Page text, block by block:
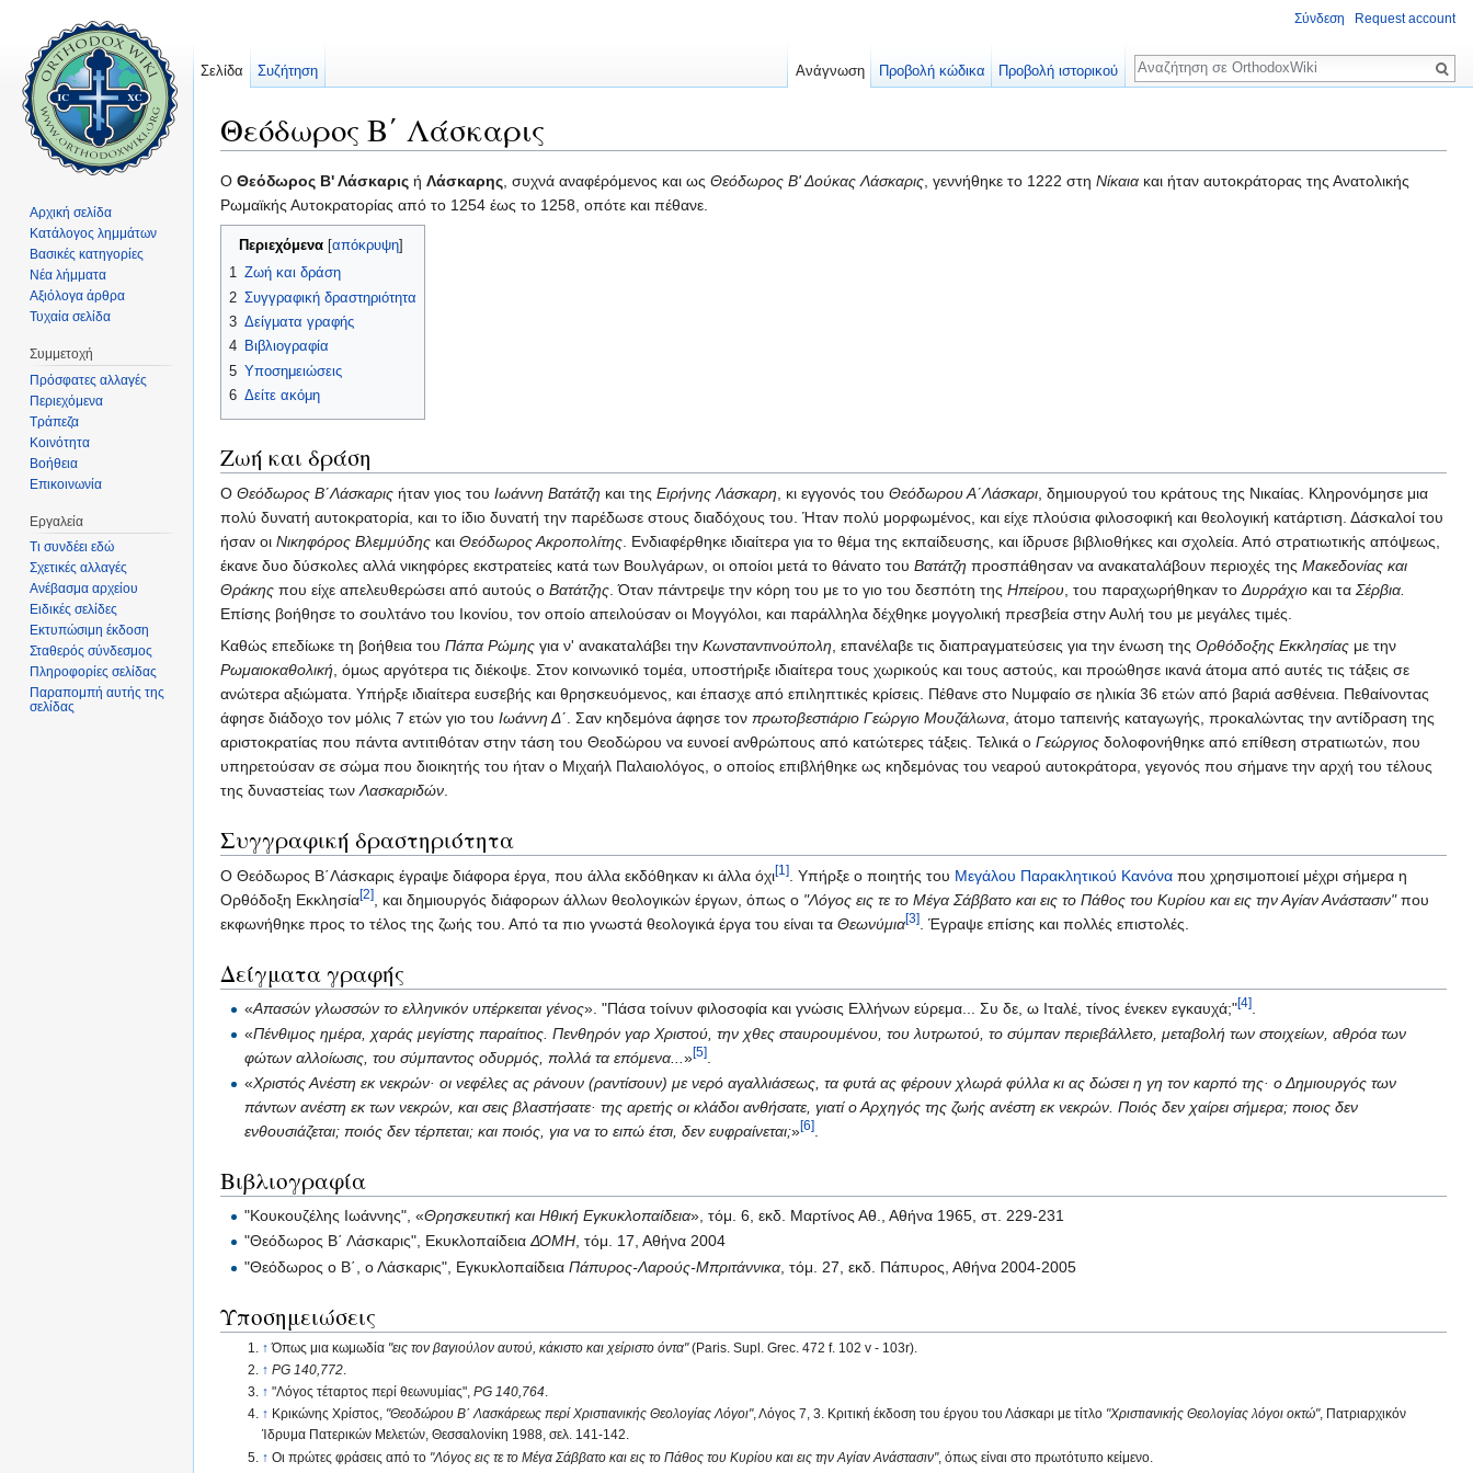
Θεόδωρος Β΄ Λάσκαρις
Ο Θεόδωρος Β' Λάσκαρις ή Λάσκαρης, συχνά αναφέρόμενος και ως Θεόδωρος Β' Δούκας Λάσκαρις, γεννήθηκε το 1222 στη Νίκαια και ήταν αυτοκράτορας της Ανατολικής
Ρωμαϊκής Αυτοκρατορίας από το 1254 έως το 1258, οπότε και πέθανε.
Περιεχόμενα[ απόκρυψη]
1 Ζωή και δράση
2 Συγγραφική δραστηριότητα
3 Δείγματα γραφής
4 Βιβλιογραφία
5 Υποσημειώσεις
6 Δείτε ακόμη
Ζωή και δράση
Ο Θεόδωρος Β΄Λάσκαρις ήταν γιος του Ιωάννη Βατάτζη και της Ειρήνης Λάσκαρη, κι εγγονός του Θεόδωρου Α΄Λάσκαρι, δημιουργού του κράτους της Νικαίας. Κληρονόμησε μια
πολύ δυνατή αυτοκρατορία, και το ίδιο δυνατή την παρέδωσε στους διαδόχους του. Ήταν πολύ μορφωμένος, και είχε πλούσια φιλοσοφική και θεολογική κατάρτιση. Δάσκαλοί του
ήσαν οι Νικηφόρος Βλεμμύδης και Θεόδωρος Ακροπολίτης. Ενδιαφέρθηκε ιδιαίτερα για το θέμα της εκπαίδευσης, και ίδρυσε βιβλιοθήκες και σχολεία. Από στρατιωτικής απόψεως,
έκανε δυο δύσκολες αλλά νικηφόρες εκστρατείες κατά των Βουλγάρων, οι οποίοι μετά το θάνατο του Βατάτζη προσπάθησαν να ανακαταλάβουν περιοχές της Μακεδονίας και
Θράκης που είχε απελευθερώσει από αυτούς ο Βατάτζης. Όταν πάντρεψε την κόρη του με το γιο του δεσπότη της Ηπείρου, του παραχωρήθηκαν τοΔυρράχιο και τα Σέρβια.
Επίσης βοήθησε το σουλτάνο του Ικονίου, τον οποίο απειλούσαν οι Μογγόλοι, και παράλληλα δέχθηκε μογγολική πρεσβεία στην Αυλή του με μεγάλες τιμές.
Καθώς επεδίωκε τη βοήθεια του Πάπα Ρώμης για ν' ανακαταλάβει την Κωνσταντινούπολη, επανέλαβε τις διαπραγματεύσεις για την ένωση της Ορθόδοξης Εκκλησίας με την
Ρωμαιοκαθολική, όμως αργότερα τις διέκοψε. Στον κοινωνικό τομέα, υποστήριξε ιδιαίτερα τους χωρικούς και τους αστούς, και προώθησε ικανά άτομα από αυτές τις τάξεις σε
ανώτερα αξιώματα. Υπήρξε ιδιαίτερα ευσεβής και θρησκευόμενος, και έπασχε από επιληπτικές κρίσεις. Πέθανε στο Νυμφαίο σε ηλικία 36 ετών από βαριά ασθένεια. Πεθαίνοντας
άφησε διάδοχο τον μόλις 7 ετών γιο του Ιωάννη Δ΄. Σαν κηδεμόνα άφησε τον πρωτοβεστιάριο Γεώργιο Μουζάλωνα, άτομο ταπεινής καταγωγής, προκαλώντας την αντίδραση της
αριστοκρατίας που πάντα αντιτιθόταν στην τάση του Θεοδώρου να ευνοεί ανθρώπους από κατώτερες τάξεις. Τελικά ο Γεώργιος δολοφονήθηκε από επίθεση στρατιωτών, που
υπηρετούσαν σε σώμα που διοικητής του ήταν ο Μιχαήλ Παλαιολόγος, ο οποίος επιβλήθηκε ως κηδεμόνας του νεαρού αυτοκράτορα, γεγονός που σήμανε την αρχή του τέλους
της δυναστείας τωνΛασκαριδών.
Συγγραφική δραστηριότητα
Ο Θεόδωρος Β΄Λάσκαρις έγραψε διάφορα έργα, που άλλα εκδόθηκαν κι άλλα όχι[1]. Υπήρξε ο ποιητής του Μεγάλου Παρακλητικού Κανόνα που χρησιμοποιεί μέχρι σήμερα η
Ορθόδοξη Εκκλησία[2], και δημιουργός διάφορων άλλων θεολογικών έργων, όπως ο "Λόγος εις τε το Μέγα Σάββατο και εις το Πάθος του Κυρίου και εις την Αγίαν Ανάστασιν"που
εκφωνήθηκε προς το τέλος της ζωής του. Από τα πιο γνωστά θεολογικά έργα του είναι τα Θεωνύμια[3]. Έγραψε επίσης και πολλές επιστολές.
Δείγματα γραφής
«Απασών γλωσσών το ελληνικόν υπέρκειται γένος». "Πάσα τοίνυν φιλοσοφία και γνώσις Ελλήνων εύρεμα... Συ δε, ω Ιταλέ, τίνος ένεκεν εγκαυχά;"[4]
«Πένθιμος ημέρα, χαράς μεγίστης παραίτιος. Πενθηρόν γαρ Χριστού, την χθες σταυρουμένου, του λυτρωτού, το σύμπαν περιεβάλλετο, μεταβολή των στοιχείων, αθρόα των
φώτων αλλοίωσις, του σύμπαντος οδυρμός, πολλά τα επόμενα...»[5]
«Χριστός Ανέστη εκ νεκρών· οι νεφέλες ας ράνουν (ραντίσουν) με νερό αγαλλιάσεως, τα φυτά ας φέρουν χλωρά φύλλα κι ας δώσει η γη τον καρπό της· ο Δημιουργός των
πάντων ανέστη εκ των νεκρών, και σεις βλαστήσατε· της αρετής οι κλάδοι ανθήσατε, γιατί ο Αρχηγός της ζωής ανέστη εκ νεκρών. Ποιός δεν χαίρει σήμερα; ποιος δεν
ενθουσιάζεται; ποιός δεν τέρπεται; και ποιός, για να το ειπώ έτσι, δεν ευφραίνεται;»[6].
Βιβλιογραφία
"Κουκουζέλης Ιωάννης", «Θρησκευτική και Ηθική Εγκυκλοπαίδεια», τόμ. 6, εκδ. Μαρτίνος Αθ., Αθήνα 1965, στ. 229-231
"Θεόδωρος Β΄ Λάσκαρις", ΕκυκλοπαίδειαΔΟΜΗ , τόμ. 17, Αθήνα 2004
"Θεόδωρος ο Β΄, ο Λάσκαρις", ΕγκυκλοπαίδειαΠάπυρος-Λαρούς-Μπριτάννικα , τόμ. 27, εκδ. Πάπυρος, Αθήνα 2004-2005
Υποσημειώσεις
↑ Όπως μια κωμωδία "εις τον βαγιούλον αυτού, κάκιστο και χείριστο όντα"(Paris. Supl. Grec. 472 f. 102 v - 103r).
↑ PG 140,772.
↑ "Λόγος τέταρτος περί θεωνυμίας",PG 140,764.
↑ Κρικώνης Χρίστος, "Θεοδώρου Β΄ Λασκάρεως περί Χριστιανικής Θεολογίας Λόγοι", Λόγος 7, 3. Κριτική έκδοση του έργου του Λάσκαρι με τίτλο "Χριστιανικής Θεολογίας λόγοι οκτώ", Πατριαρχικόν
Ίδρυμα Πατερικών Μελετών, Θεσσαλονίκη 1988, σελ. 141-142.
↑ Οι πρώτες φράσεις από το "Λόγος εις τε το Μέγα Σάββατο και εις το Πάθος του Κυρίου και εις την Αγίαν Ανάστασιν", όπως είναι στο πρωτότυπο κείμενο.
Σύνδεση Request account
Σελίδα Συζήτηση Ανάγνωση Προβολή κώδικα Προβολή ιστορικού
Αναζήτηση
Αρχική σελίδα
Κατάλογος λημμάτων
Βασικές κατηγορίες
Νέα λήμματα
Αξιόλογα άρθρα
Τυχαία σελίδα
Συμμετοχή
Πρόσφατες αλλαγές
Περιεχόμενα
Τράπεζα
Κοινότητα
Βοήθεια
Επικοινωνία
Εργαλεία
Τι συνδέει εδώ
Σχετικές αλλαγές
Ανέβασμα αρχείου
Ειδικές σελίδες
Εκτυπώσιμη έκδοση
Σταθερός σύνδεσμος
Πληροφορίες σελίδας
Παραπομπή αυτής της
σελίδας